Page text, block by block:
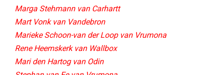
Marga Stehmann van Carhartt
Mart Vonk van Vandebron
Marieke Schoon-van der Loop van Vrumona
Rene Heemskerk van Wallbox
Mari den Hartog van Odin